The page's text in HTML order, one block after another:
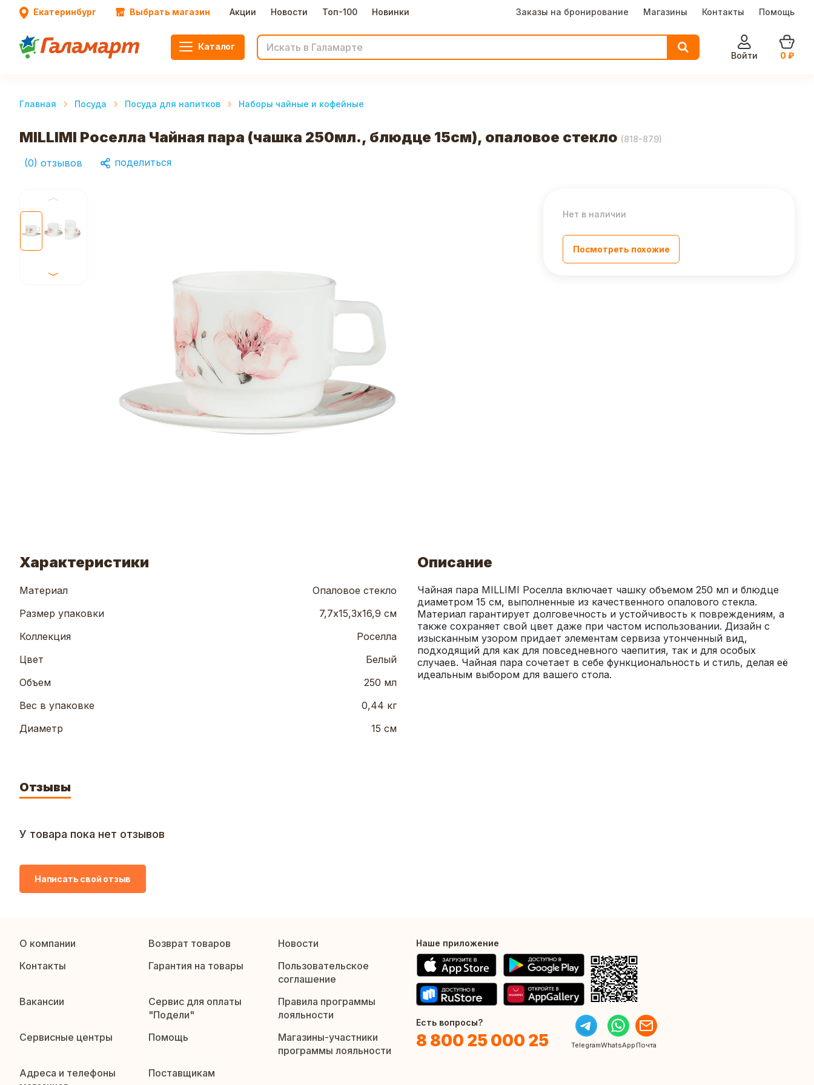
Екатеринбург Выбрать магазин Акции Новости Топ-100 Новинки Заказы на бронирование Магазины Контакты Помощь
Каталог
Войти
0 ₽
Главная Посуда Посуда для напитков Наборы чайные и кофейные
MILLIMI Роселла Чайная пара (чашка 250мл., блюдце 15см), опаловое стекло (818-879)
(0) отзывов поделиться
Нет в наличии
Посмотреть похожие
Характеристики
Материал
Опаловое стекло
Размер упаковки
7,7х15,3х16,9 см
Коллекция
Роселла
Цвет
Белый
Объем
250 мл
Вес в упаковке
0,44 кг
Диаметр
15 см
Описание
Чайная пара MILLIMI Роселла включает чашку объемом 250 мл и блюдце
диаметром 15 см, выполненные из качественного опалового стекла.
Материал гарантирует долговечность и устойчивость к повреждениям, а
также сохраняет свой цвет даже при частом использовании. Дизайн с
изысканным узором придает элементам сервиза утонченный вид,
подходящий для как для повседневного чаепития, так и для особых
случаев. Чайная пара сочетает в себе функциональность и стиль, делая её
идеальным выбором для вашего стола.
Отзывы
У товара пока нет отзывов
Написать свой отзыв
О компании Возврат товаров
Новости
Контакты
Гарантия на товары
Пользовательское
соглашение
Вакансии
Сервис для оплаты
"Подели"
Правила программы
лояльности
Сервисные центры
Помощь
Магазины-участники
программы лояльности
Адреса и телефоны
Поставщикам
Наше приложение
Есть вопросы?
8 800 25 000 25 TelegramWhatsApp Почта